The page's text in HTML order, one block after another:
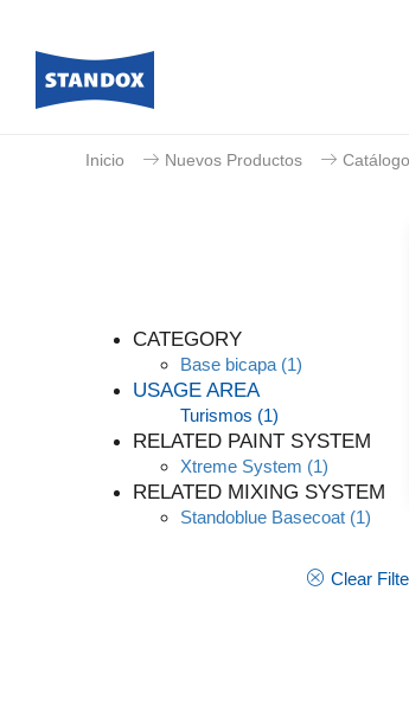
Inicio Nuevos Productos
CATEGORY
Base bicapa (1)
USAGE AREA
Turismos (1)
RELATED PAINT SYSTEM
Xtreme System (1)
RELATED MIXING SYSTEM
Standoblue Basecoat (1)
Clear